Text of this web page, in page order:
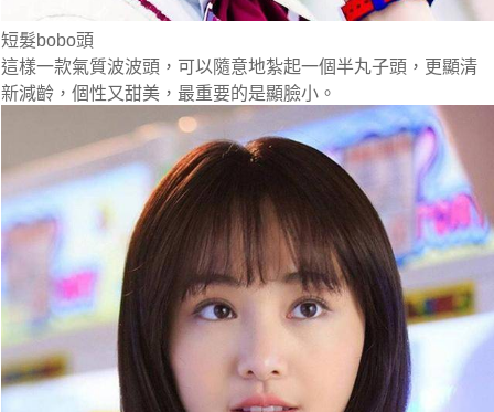
短髮bobo頭
這樣一款氣質波波頭，可以隨意地紮起一個半丸子頭，更顯清
新減齡，個性又甜美，最重要的是顯臉小。